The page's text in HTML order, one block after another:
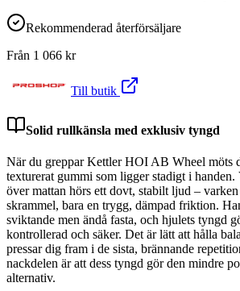
Rekommenderad återförsäljare
Från 1 066 kr
Till butik
Solid rullkänsla med exklusiv tyngd
När du greppar Kettler HOI AB Wheel möts
texturerat gummi som ligger stadigt i
över mattan hörs ett dovt, stabilt ljud –
skrammel, bara en trygg, dämpad friktion.
sviktande men ändå fasta, och hjulets tyngd
kontrollerad och säker. Det är lätt att hålla
pressar dig fram i de sista, brännande
nackdelen är att dess tyngd gör den mindre
alternativ.